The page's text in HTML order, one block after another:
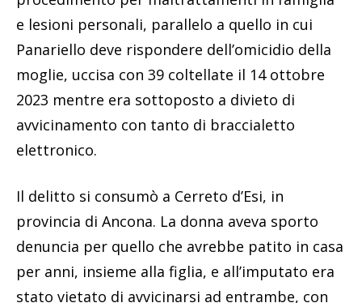
e lesioni personali, parallelo a quello in cui
Panariello deve rispondere dell’omicidio della
moglie, uccisa con 39 coltellate il 14 ottobre
2023 mentre era sottoposto a divieto di
avvicinamento con tanto di braccialetto
elettronico.
Il delitto si consumò a Cerreto d’Esi, in
provincia di Ancona. La donna aveva sporto
denuncia per quello che avrebbe patito in casa
per anni, insieme alla figlia, e all’imputato era
stato vietato di avvicinarsi ad entrambe, con